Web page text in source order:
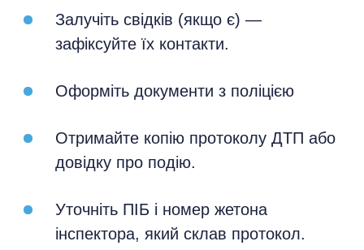
Залучіть свідків (якщо є) —
зафіксуйте їх контакти.
Оформіть документи з поліцією
Отримайте копію протоколу ДТП або
довідку про подію.
Уточніть ПІБ і номер жетона
інспектора, який склав протокол.